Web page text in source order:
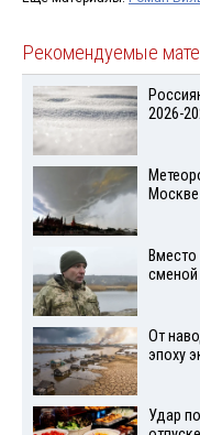
Рекомендуемые
2026-
сменой
От
эпоху
Удар